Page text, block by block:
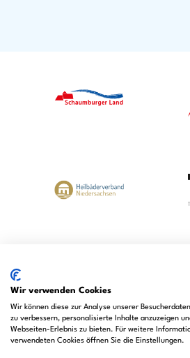
o
© Bad Nenndorf
Wir verwenden Cookies
Wir können diese zur Analyse unserer
zu verbessern, personalisierte Inhalte anzuzeigen
Webseiten-Erlebnis zu bieten. Für weitere
verwendeten Cookies öffnen Sie die Einstellungen.